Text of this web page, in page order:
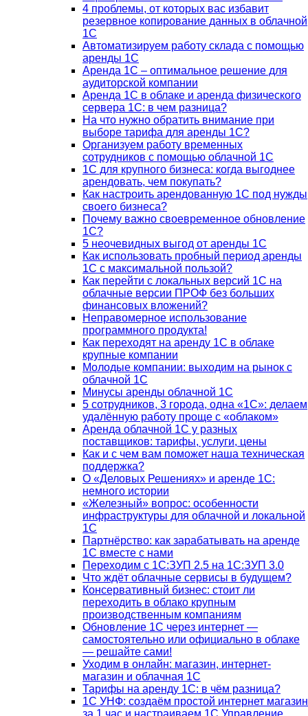
4 проблемы, от которых вас избавит
резервное копирование данных в облачной
1С
Автоматизируем работу склада с помощью
аренды 1С
Аренда 1С – оптимальное решение для
аудиторской компании
Аренда 1С в облаке и аренда физического
сервера 1С: в чем разница?
На что нужно обратить внимание при
выборе тарифа для аренды 1С?
Организуем работу временных
сотрудников с помощью облачной 1С
1С для крупного бизнеса: когда выгоднее
арендовать, чем покупать?
Как настроить арендованную 1С под нужды
своего бизнеса?
Почему важно своевременное обновление
1С?
5 неочевидных выгод от аренды 1С
Как использовать пробный период аренды
1С с максимальной пользой?
Как перейти с локальных версий 1С на
облачные версии ПРОФ без больших
финансовых вложений?
Неправомерное использование
программного продукта!
Как переходят на аренду 1С в облаке
крупные компании
Молодые компании: выходим на рынок с
облачной 1С
Минусы аренды облачной 1С
5 сотрудников, 3 города, одна «1С»: делаем
удалённую работу проще с «облаком»
Аренда облачной 1С у разных
поставщиков: тарифы, услуги, цены
Как и с чем вам поможет наша техническая
поддержка?
О «Деловых Решениях» и аренде 1С:
немного истории
«Железный» вопрос: особенности
инфраструктуры для облачной и локальной
1С
Партнёрство: как зарабатывать на аренде
1С вместе с нами
Переходим с 1С:ЗУП 2.5 на 1С:ЗУП 3.0
Что ждёт облачные сервисы в будущем?
Консервативный бизнес: стоит ли
переходить в облако крупным
производственным компаниям
Обновление 1С через интернет —
самостоятельно или официально в облаке
— решайте сами!
Уходим в онлайн: магазин, интернет-
магазин и облачная 1С
Тарифы на аренду 1С: в чём разница?
1С УНФ: создаём простой интернет магазин